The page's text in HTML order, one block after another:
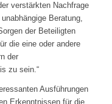
verstärkten Nachfrage
Beratung,
der Beteiligten
die eine oder andere
der
zu sein.“
Ausführungen
Erkenntnissen für die